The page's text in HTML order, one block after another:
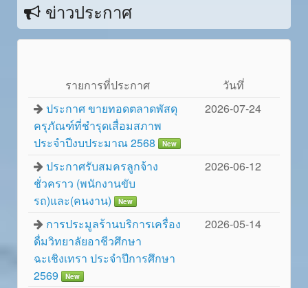
ข่าวประกาศ
รายการที่ประกาศ
วันทึ่
ประกาศ ขายทอดตลาดพัสดุ
ครุภัณฑ์ที่ชำรุดเสื่อมสภาพ
ประจำปีงบประมาณ 2568
New
2026-07-24
ประกาศรับสมครลูกจ้าง
ชั่วคราว (พนักงานขับ
รถ)และ(คนงาน)
New
2026-06-12
การประมูลร้านบริการเครื่อง
ดื่มวิทยาลัยอาชีวศึกษา
ฉะเชิงเทรา ประจำปีการศึกษา
2569
New
2026-05-14